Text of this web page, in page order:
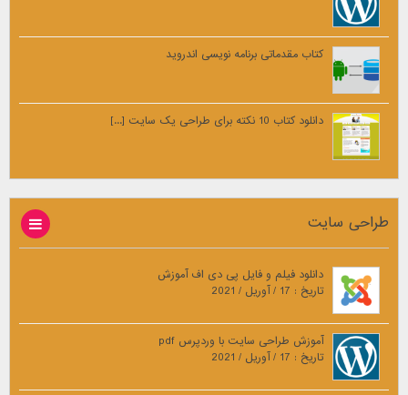
کتاب مقدماتی برنامه نویسی اندروید
دانلود کتاب 10 نکته برای طراحی یک سایت [...]
طراحی سایت
دانلود فیلم و فایل پی دی اف آموزش
تاریخ : 17 / آوریل / 2021
آموزش طراحی سایت با وردپرس pdf
تاریخ : 17 / آوریل / 2021